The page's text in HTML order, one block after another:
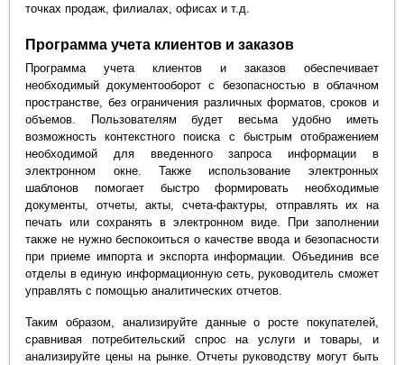
точках продаж, филиалах, офисах и т.д.
Программа учета клиентов и заказов
Программа учета клиентов и заказов обеспечивает
необходимый документооборот с безопасностью в облачном
пространстве, без ограничения различных форматов, сроков и
объемов. Пользователям будет весьма удобно иметь
возможность контекстного поиска с быстрым отображением
необходимой для введенного запроса информации в
электронном окне. Также использование электронных
шаблонов помогает быстро формировать необходимые
документы, отчеты, акты, счета-фактуры, отправлять их на
печать или сохранять в электронном виде. При заполнении
также не нужно беспокоиться о качестве ввода и безопасности
при приеме импорта и экспорта информации. Объединив все
отделы в единую информационную сеть, руководитель сможет
управлять с помощью аналитических отчетов.
Таким образом, анализируйте данные о росте покупателей,
сравнивая потребительский спрос на услуги и товары, и
анализируйте цены на рынке. Отчеты руководству могут быть